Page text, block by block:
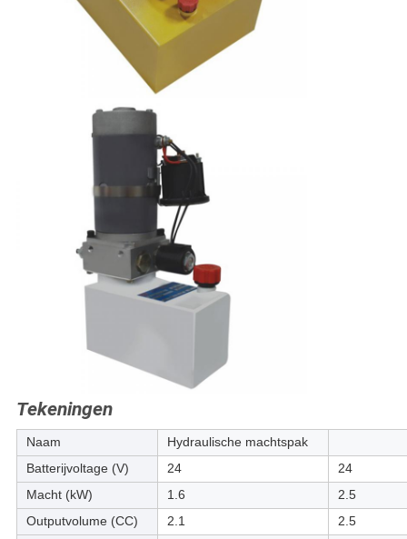
Tekeningen
Naam
Hydraulische machtspak
Batterijvoltage (V)
24
24
Macht (kW)
1.6
2.5
Outputvolume (CC)
2.1
2.5